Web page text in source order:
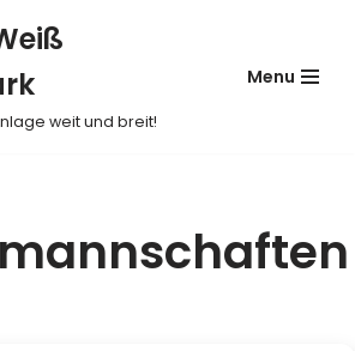
weit und breit!
Menu